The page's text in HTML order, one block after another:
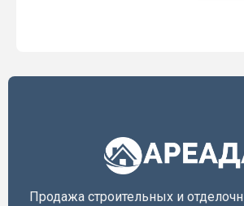
Продажа строительных и